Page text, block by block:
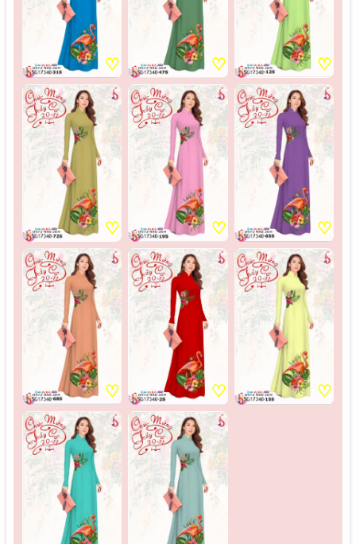
♡ ♡ ♡
♡ ♡ ♡
♡ ♡ ♡